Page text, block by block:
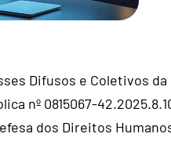
Difusos e Coletivos da
nº 0815067-
dos Direitos